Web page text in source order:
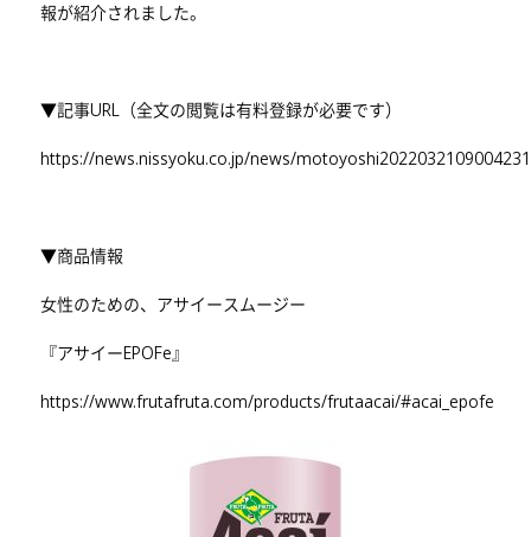
報が紹介されました。
▼記事URL（全文の閲覧は有料登録が必要です）
https://news.nissyoku.co.jp/news/
▼商品情報
女性のための、アサイースムージー
『アサイーEPOFe』
https://www.frutafruta.com/products/frutaacai/#acai_epofe